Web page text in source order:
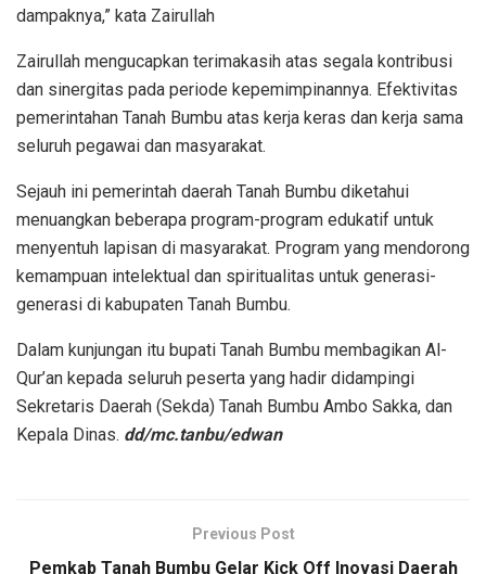
dampaknya,” kata Zairullah
Zairullah mengucapkan terimakasih atas segala kontribusi
dan sinergitas pada periode kepemimpinannya. Efektivitas
pemerintahan Tanah Bumbu atas kerja keras dan kerja sama
seluruh pegawai dan masyarakat.
Sejauh ini pemerintah daerah Tanah Bumbu diketahui
menuangkan beberapa program-program edukatif untuk
menyentuh lapisan di masyarakat. Program yang mendorong
kemampuan intelektual dan spiritualitas untuk generasi-
generasi di kabupaten Tanah Bumbu.
Dalam kunjungan itu bupati Tanah Bumbu membagikan Al-
Qur’an kepada seluruh peserta yang hadir didampingi
Sekretaris Daerah (Sekda) Tanah Bumbu Ambo Sakka, dan
Kepala Dinas. dd/mc.tanbu/edwan
Previous Post
Pemkab Tanah Bumbu Gelar Kick Off Inovasi Daerah